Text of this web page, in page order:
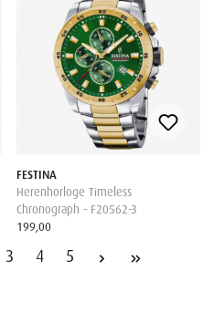
FESTINA
Herenhorloge Timeless
Chronograph - F20562-3
199,00
3 4 5